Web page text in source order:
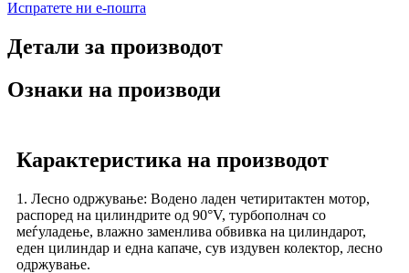
Испратете ни е-пошта
Детали за производот
Ознаки на производи
Карактеристика на производот
1. Лесно одржување: Водено ладен четиритактен мотор,
распоред на цилиндрите од 90°V, турбополнач со
меѓуладење, влажно заменлива обвивка на цилиндарот,
еден цилиндар и една капаче, сув издувен колектор, лесно
одржување.